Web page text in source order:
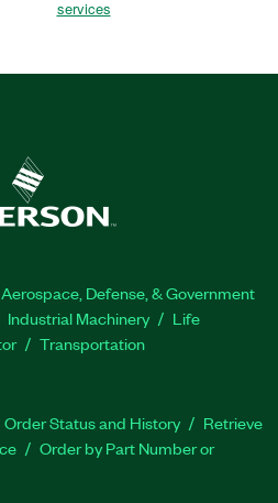
services
Aerospace, Defense, & Government
Industrial Machinery
Life
Transportation
Order Status and History
Retrieve
Order by Part Number or